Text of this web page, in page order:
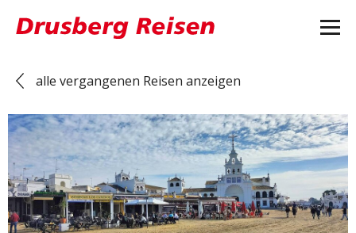
alle vergangenen Reisen anzeigen